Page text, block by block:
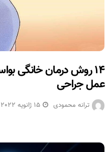
۱۴ روش درمان خانگی
عمل جراحی
ترانه محمودی 15 ژانویه 2022